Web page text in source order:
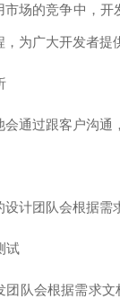
的竞争中，开发
为广大开发者提
过跟客户沟通，
团队会根据需求
试
会根据需求文